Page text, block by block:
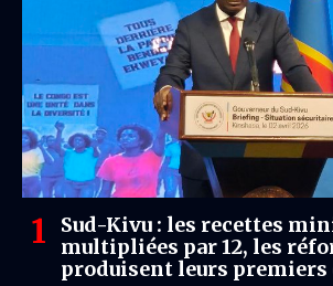
Sud-Kivu : les recettes
multipliées par 12, les
produisent leurs premiers